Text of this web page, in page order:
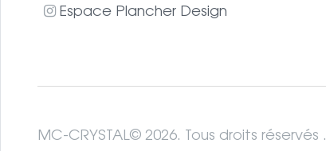
Espace Plancher Design
MC-CRYSTAL© 2026. Tous droits réservés .